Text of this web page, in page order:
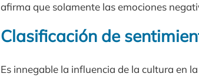
afirma que solamente las emociones
Clasificación de
Es innegable la influencia de la cultura en